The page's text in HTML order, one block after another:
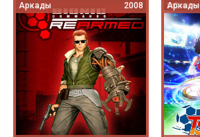
Аркады 2008 Аркады